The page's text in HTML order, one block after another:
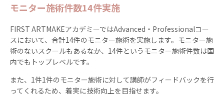
モニター施術件数14件実施
FIRST ARTMAKEアカデミーではAdvanced・Professionalコー
スにおいて、合計14件のモニター施術を実施します。モニター施
術のないスクールもあるなか、14件というモニター施術件数は国
内でもトップレベルです。
また、1件1件のモニター施術に対して講師がフィードバックを行
ってくれるため、着実に技術向上を目指せます。